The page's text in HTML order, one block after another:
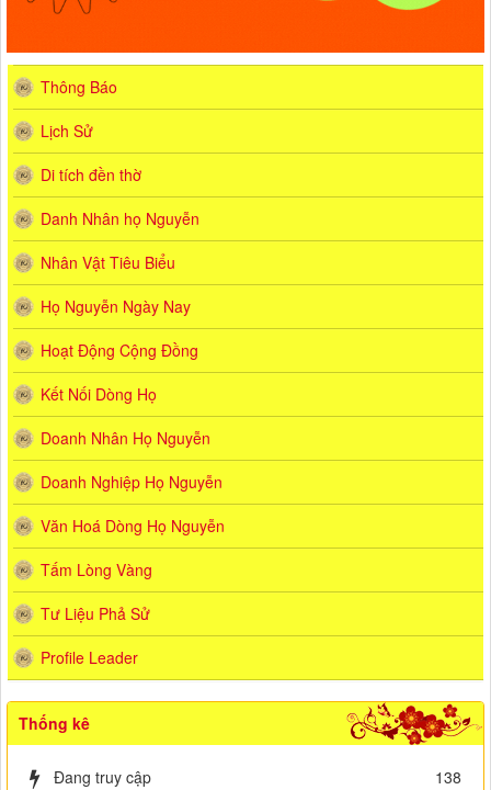
Thông Báo
Lịch Sử
Di tích đền thờ
Danh Nhân họ Nguyễn
Nhân Vật Tiêu Biểu
Họ Nguyễn Ngày Nay
Hoạt Động Cộng Đồng
Kết Nối Dòng Họ
Doanh Nhân Họ Nguyễn
Doanh Nghiệp Họ Nguyễn
Văn Hoá Dòng Họ Nguyễn
Tấm Lòng Vàng
Tư Liệu Phả Sử
Profile Leader
Thống kê
Đang truy cập
138